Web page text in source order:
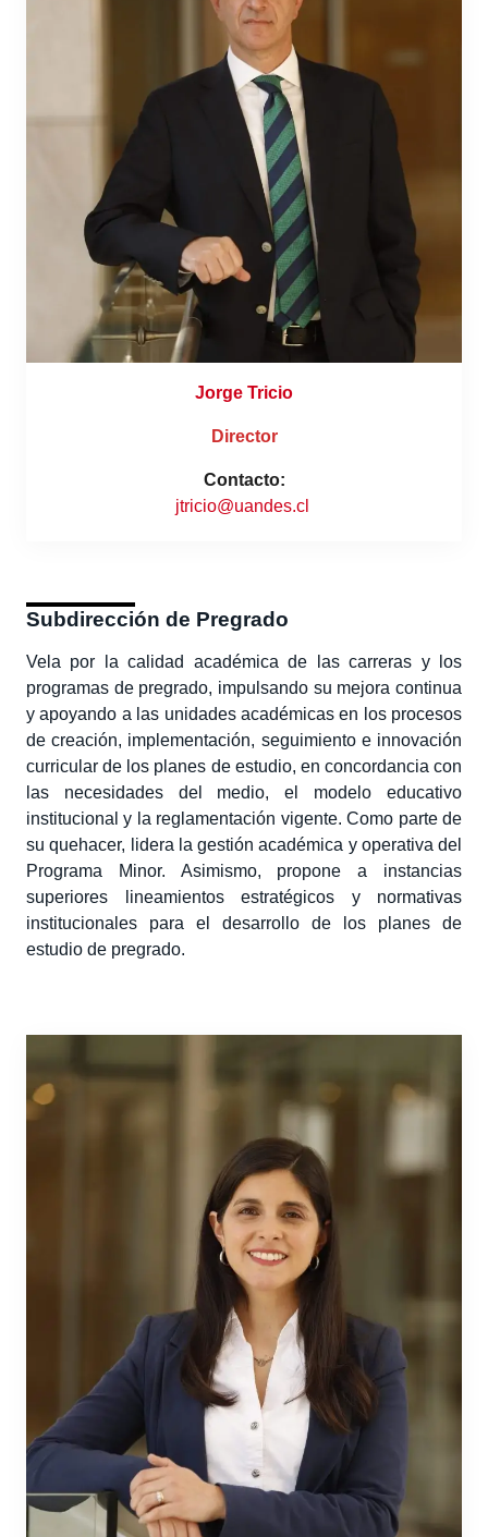
Jorge Tricio
Director
Contacto:
jtricio@uandes.cl
Subdirección de Pregrado
Vela por la calidad académica de las carreras y los
programas de pregrado, impulsando su mejora continua
y apoyando a las unidades académicas en los procesos
de creación, implementación, seguimiento e innovación
curricular de los planes de estudio, en concordancia con
las necesidades del medio, el modelo educativo
institucional y la reglamentación vigente. Como parte de
su quehacer, lidera la gestión académica y operativa del
Programa Minor. Asimismo, propone a instancias
superiores lineamientos estratégicos y normativas
institucionales para el desarrollo de los planes de
estudio de pregrado.